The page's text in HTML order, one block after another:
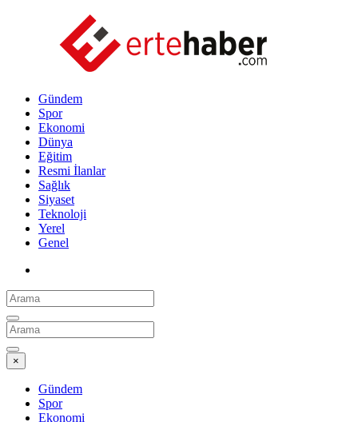
Gündem
Spor
Ekonomi
Dünya
Eğitim
Resmi İlanlar
Sağlık
Siyaset
Teknoloji
Yerel
Genel
×
Gündem
Spor
Ekonomi